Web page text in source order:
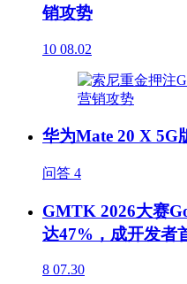
销攻势
10 08.02
华为Mate 20 X 5G
问答 4
GMTK 2026大赛
达47%，成开发者
8 07.30